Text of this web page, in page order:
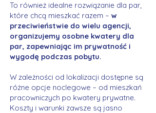
To również idealne rozwiązanie dla par,
które chcą mieszkać razem – w
przeciwieństwie do wielu agencji,
organizujemy osobne kwatery dla
par, zapewniając im prywatność i
wygodę podczas pobytu.
W zależności od lokalizacji dostępne są
różne opcje noclegowe – od mieszkań
pracowniczych po kwatery prywatne.
Koszty i warunki zawsze są jasno